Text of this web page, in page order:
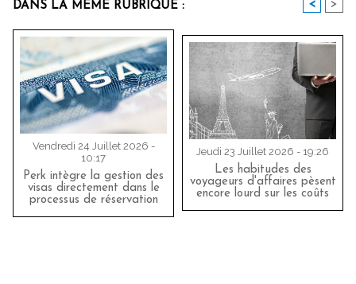
DANS LA MÊME RUBRIQUE : < >
Vendredi 24 Juillet 2026 -
10:17
Perk intègre la gestion des
visas directement dans le
processus de réservation
Jeudi 23 Juillet 2026 - 19:26
Les habitudes des
voyageurs d'affaires pèsent
encore lourd sur les coûts